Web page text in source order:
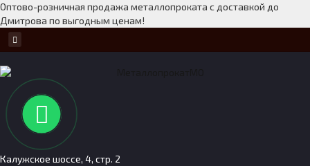
Оптово-розничная продажа металлопроката с доставкой до
Дмитрова по выгодным ценам!
Калужское шоссе, 4, стр. 2